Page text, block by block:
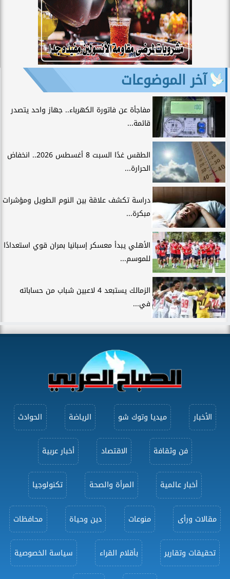
آخر الموضوعات
مفاجأة عن فاتورة الكهرباء.. جهاز واحد يتصدر
قائمة...
الطقس غدًا السبت 8 أغسطس 2026.. انخفاض
الحرارة...
دراسة تكشف علاقة بين النوم الطويل ومؤشرات
مبكرة...
الأهلي يبدأ معسكر إسبانيا بمران قوي استعدادًا
للموسم...
الزمالك يستبعد 4 لاعبين شباب من حساباته
في...
الأخبار ميديا وتوك شو الرياضة الحوادث
فن وثقافة الاقتصاد أخبار عربية
أخبار عالمية المرأة والصحة تكنولوجيا
مقالات ورأى منوعات دين وحياة محافظات
تحقيقات وتقارير بأقلام القراء سياسة الخصوصية